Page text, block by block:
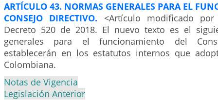
ARTÍCULO 43. NORMAS GENERALES PARA EL
CONSEJO DIRECTIVO.
<Artículo modificado
Decreto 520 de 2018. El nuevo texto es el
generales para el funcionamiento del
establecerán en los estatutos internos que
Colombiana.
Notas de Vigencia
Legislación Anterior